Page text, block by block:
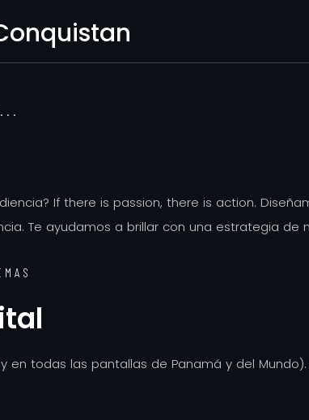
If there is passion, there is action.
Te ayudamos a brillar con una estrategia
en todas las pantallas de Panamá y del